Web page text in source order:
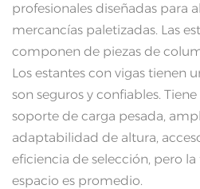
profesionales diseñadas para
mercancías paletizadas. Las
componen de piezas de
Los estantes con vigas tienen
son seguros y confiables.
soporte de carga pesada,
adaptabilidad de altura,
eficiencia de selección, pero
espacio es promedio.